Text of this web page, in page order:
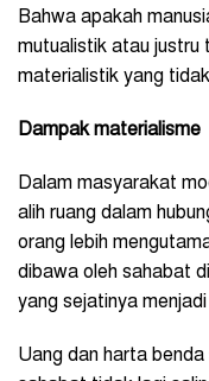
Bahwa apakah
mutualistik atau justru
materialistik yang
Dampak materialisme
Dalam masyarakat
alih ruang dalam
orang lebih
dibawa oleh sahabat
yang sejatinya
Uang dan harta